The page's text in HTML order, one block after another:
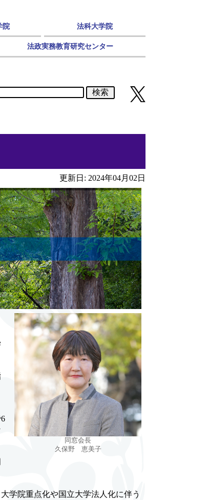
院 法科大学院
法政実務教育研究センター
検索
更新日: 2024年04月02日
同窓会長
久保野 恵美子
学院重点化や国立大学法人化に伴う